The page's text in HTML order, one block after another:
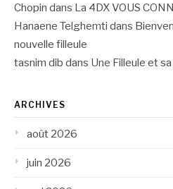
Chopin dans La 4DX VOUS
Hanaene Telghemti dans
nouvelle filleule
tasnim dib dans Une Filleule et
ARCHIVES
août 2026
juin 2026